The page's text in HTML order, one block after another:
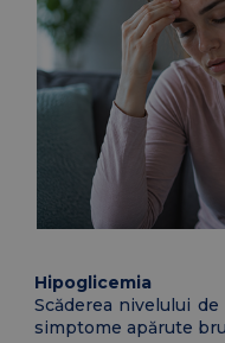
Hipoglicemia
Scăderea nivelului
simptome apărute